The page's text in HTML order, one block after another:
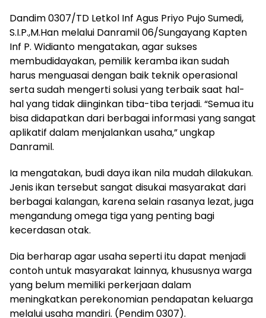
Dandim 0307/TD Letkol Inf Agus Priyo Pujo Sumedi,
S.I.P.,M.Han melalui Danramil 06/Sungayang Kapten
Inf P. Widianto mengatakan, agar sukses
membudidayakan, pemilik keramba ikan sudah
harus menguasai dengan baik teknik operasional
serta sudah mengerti solusi yang terbaik saat hal-
hal yang tidak diinginkan tiba-tiba terjadi. “Semua itu
bisa didapatkan dari berbagai informasi yang sangat
aplikatif dalam menjalankan usaha,” ungkap
Danramil.
Ia mengatakan, budi daya ikan nila mudah dilakukan.
Jenis ikan tersebut sangat disukai masyarakat dari
berbagai kalangan, karena selain rasanya lezat, juga
mengandung omega tiga yang penting bagi
kecerdasan otak.
Dia berharap agar usaha seperti itu dapat menjadi
contoh untuk masyarakat lainnya, khususnya warga
yang belum memiliki perkerjaan dalam
meningkatkan perekonomian pendapatan keluarga
melalui usaha mandiri. (Pendim 0307).